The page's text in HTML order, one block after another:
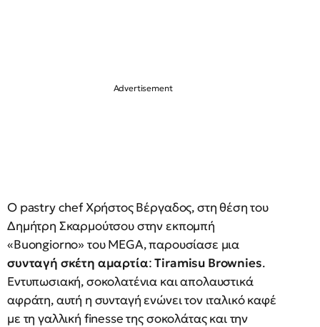
Ο pastry chef Χρήστος Βέργαδος, στη θέση του
Δημήτρη Σκαρμούτσου στην εκπομπή
«Buongiorno» του MEGA, παρουσίασε μια
συνταγή σκέτη αμαρτία:Tiramisu Brownies.
Εντυπωσιακή, σοκολατένια και απολαυστικά
αφράτη, αυτή η συνταγή ενώνει τον ιταλικό καφέ
με τη γαλλική finesse της σοκολάτας και την